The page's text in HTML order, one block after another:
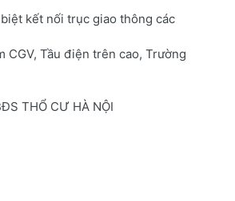
kết nối trục giao thông các
CGV, Tầu điện trên cao, Trường
THỔ CƯ HÀ NỘI